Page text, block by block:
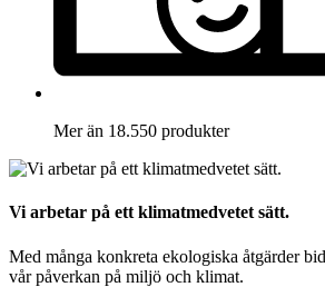
Mer än 18.550 produkter
Vi arbetar på ett klimatmedvetet sätt.
Med många konkreta ekologiska åtgärder
vår påverkan på miljö och klimat.